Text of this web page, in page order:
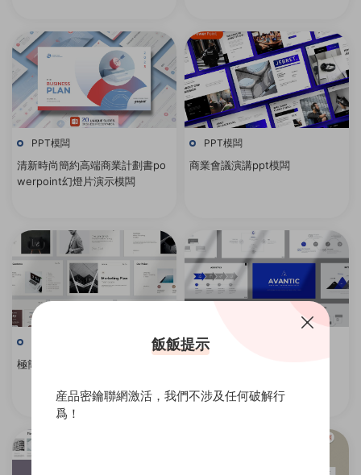
PPT模闆
清新時尚簡約高端商業計劃書po
werpoint幻燈片演示模闆
PPT模闆
商業會議演講ppt模闆
極簡營銷計劃演示ppt模闆
PPT模闆
飯飯提示
産品密鑰聯網激活，我們不涉及任何破解行
爲！